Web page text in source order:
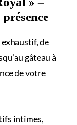
de
gâteau à
de votre
intimes,